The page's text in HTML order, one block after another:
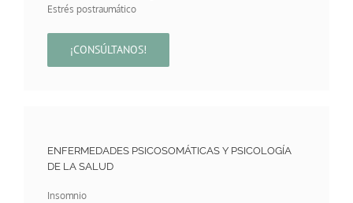
Estrés postraumático
¡CONSÚLTANOS!
ENFERMEDADES PSICOSOMÁTICAS Y PSICOLOGÍA
DE LA SALUD
Insomnio